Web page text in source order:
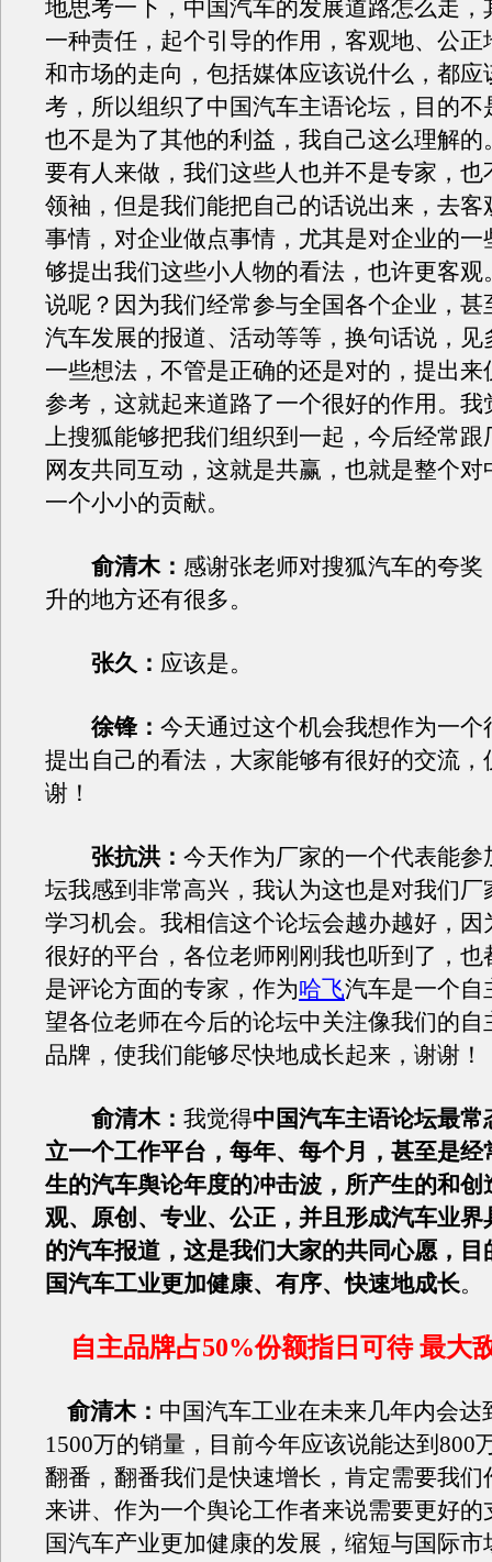
地思考一下，中国汽车的发展道路怎么走，
一种责任，起个引导的作用，客观地、公正
和市场的走向，包括媒体应该说什么，都应
考，所以组织了中国汽车主语论坛，目的不
也不是为了其他的利益，我自己这么理解的
要有人来做，我们这些人也并不是专家，也
领袖，但是我们能把自己的话说出来，去客
事情，对企业做点事情，尤其是对企业的一
够提出我们这些小人物的看法，也许更客观
说呢？因为我们经常参与全国各个企业，甚
汽车发展的报道、活动等等，换句话说，见
一些想法，不管是正确的还是对的，提出来
参考，这就起来道路了一个很好的作用。我
上搜狐能够把我们组织到一起，今后经常跟
网友共同互动，这就是共赢，也就是整个对
一个小小的贡献。
俞清木： 感谢张老师对搜狐汽车的夸奖
升的地方还有很多。
张久： 应该是。
徐锋： 今天通过这个机会我想作为一个
提出自己的看法，大家能够有很好的交流，
谢！
张抗洪： 今天作为厂家的一个代表能参
坛我感到非常高兴，我认为这也是对我们厂
学习机会。我相信这个论坛会越办越好，因
很好的平台，各位老师刚刚我也听到了，也
是评论方面的专家，作为哈飞汽车是一个自
望各位老师在今后的论坛中关注像我们的自
品牌，使我们能够尽快地成长起来，谢谢！
俞清木： 我觉得中国汽车主语论坛最常
立一个工作平台，每年、每个月，甚至是经
生的汽车舆论年度的冲击波，所产生的和创
观、原创、专业、公正，并且形成汽车业界
的汽车报道，这是我们大家的共同心愿，目
国汽车工业更加健康、有序、快速地成长。
自主品牌占50%份额指日可待 最大
俞清木： 中国汽车工业在未来几年内会达
1500万的销量，目前今年应该说能达到800
翻番，翻番我们是快速增长，肯定需要我们
来讲、作为一个舆论工作者来说需要更好的
国汽车产业更加健康的发展，缩短与国际市